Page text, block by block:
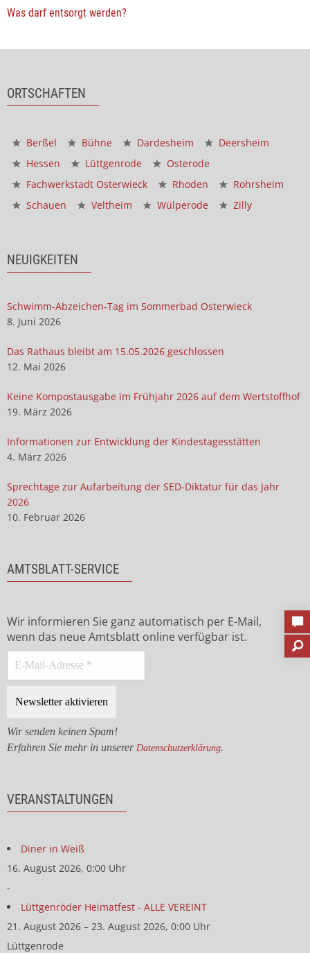
Was darf entsorgt werden?
ORTSCHAFTEN
Berßel Bühne Dardesheim
Deersheim
Hessen
Lüttgenrode
Osterode
Fachwerkstadt Osterwieck
Rhoden
Rohrsheim
Schauen
Veltheim Wülperode Zilly
NEUIGKEITEN
Schwimm-Abzeichen-Tag im Sommerbad Osterwieck
8. Juni 2026
Das Rathaus bleibt am 15.05.2026 geschlossen
12. Mai 2026
Keine Kompostausgabe im Frühjahr 2026 auf dem Wertstoffhof
19. März 2026
Informationen zur Entwicklung der Kindestagesstätten
4. März 2026
Sprechtage zur Aufarbeitung der SED-Diktatur für das Jahr
2026
10. Februar 2026
AMTSBLATT-SERVICE
Wir informieren Sie ganz automatisch per E-Mail,
wenn das neue Amtsblatt online verfügbar ist.
Wir senden keinen Spam!
Erfahren Sie mehr in unserer Datenschutzerklärung.
VERANSTALTUNGEN
Diner in Weiß
16. August 2026, 0:00 Uhr
-
Lüttgenröder Heimatfest - ALLE VEREINT
21. August 2026 – 23. August 2026, 0:00 Uhr
Lüttgenrode